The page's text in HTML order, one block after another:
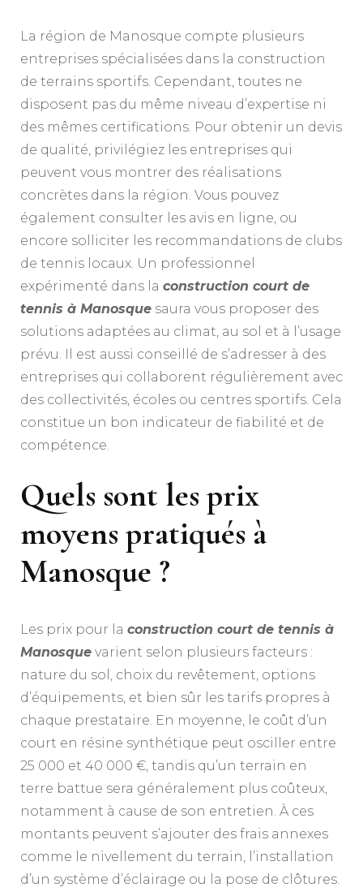
La région de Manosque compte plusieurs
entreprises spécialisées dans la construction
de terrains sportifs. Cependant, toutes ne
disposent pas du même niveau d’expertise ni
des mêmes certifications. Pour obtenir un devis
de qualité, privilégiez les entreprises qui
peuvent vous montrer des réalisations
concrètes dans la région. Vous pouvez
également consulter les avis en ligne, ou
encore solliciter les recommandations de clubs
de tennis locaux. Un professionnel
expérimenté dans la construction court de
tennis à Manosque saura vous proposer des
solutions adaptées au climat, au sol et à l’usage
prévu. Il est aussi conseillé de s’adresser à des
entreprises qui collaborent régulièrement avec
des collectivités, écoles ou centres sportifs. Cela
constitue un bon indicateur de fiabilité et de
compétence.
Quels sont les prix
moyens pratiqués à
Manosque ?
Les prix pour la construction court de tennis à
Manosque varient selon plusieurs facteurs :
nature du sol, choix du revêtement, options
d’équipements, et bien sûr les tarifs propres à
chaque prestataire. En moyenne, le coût d’un
court en résine synthétique peut osciller entre
25 000 et 40 000 €, tandis qu’un terrain en
terre battue sera généralement plus coûteux,
notamment à cause de son entretien. À ces
montants peuvent s’ajouter des frais annexes
comme le nivellement du terrain, l’installation
d’un système d’éclairage ou la pose de clôtures.